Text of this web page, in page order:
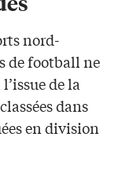
nord-
de football ne
de la
dans
en division